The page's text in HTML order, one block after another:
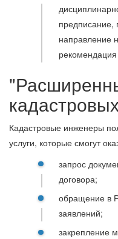
предписание,
направление
Кадастровые инженеры
услуги, которые смогут
запрос
договора;
обращение в
заявлений;
закрепление